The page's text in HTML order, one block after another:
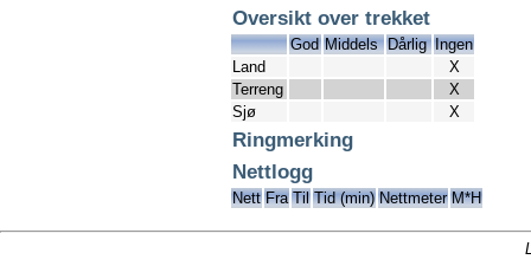
Oversikt over trekket
God Middels Dårlig Ingen
Land
X
Terreng
X
Sjø
X
Ringmerking
Nettlogg
Nett Fra Til Tid (min) Nettmeter M*H